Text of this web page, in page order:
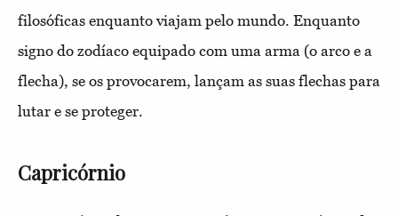
filosóficas enquanto viajam pelo mundo. Enquanto
signo do zodíaco equipado com uma arma (o arco e a
flecha), se os provocarem, lançam as suas flechas para
lutar e se proteger.
Capricórnio